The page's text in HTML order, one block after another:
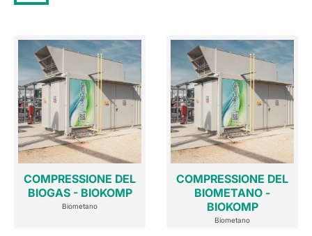
COMPRESSIONE DEL
BIOGAS - BIOKOMP
Biometano
COMPRESSIONE DEL
BIOMETANO -
BIOKOMP
Biometano